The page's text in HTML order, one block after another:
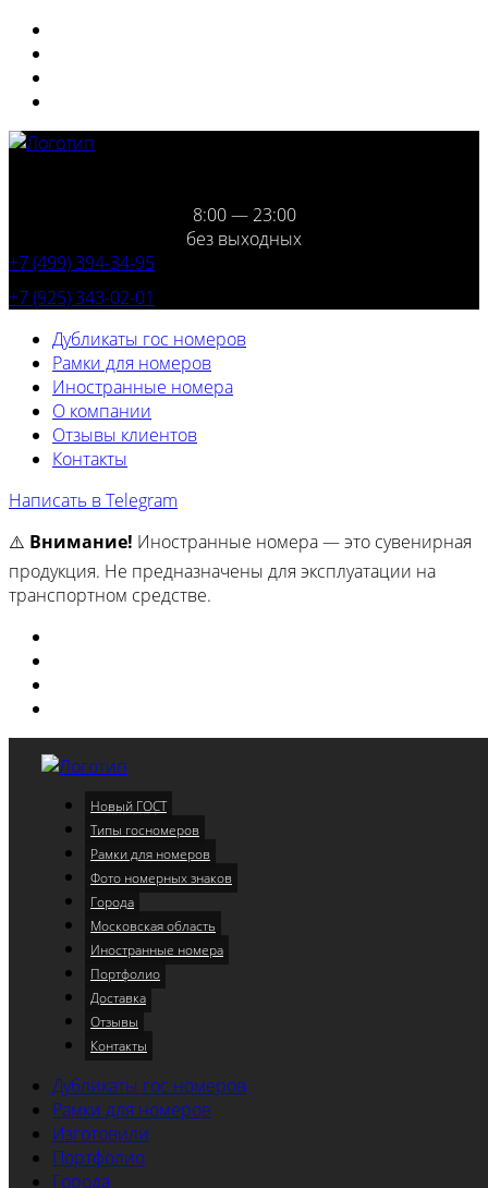
8:00 — 23:00
без выходных
+7 (499) 394-34-95
+7 (925) 343-02-01
Дубликаты гос номеров
Рамки для номеров
Иностранные номера
О компании
Отзывы клиентов
Контакты
Написать в Telegram
⚠️ Внимание! Иностранные номера — это сувенирная
продукция. Не предназначены для эксплуатации на
транспортном средстве.
Меню
Новый ГОСТ
Типы госномеров
Рамки для номеров
Фото номерных знаков
Города
Московская область
Иностранные номера
Портфолио
Доставка
Отзывы
Контакты
Дубликаты гос номеров
Рамки для номеров
Изготовили
Портфолио
Города